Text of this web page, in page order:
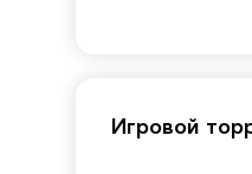
Игровой